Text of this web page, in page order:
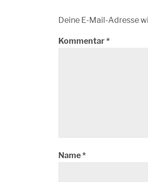
Deine E-Mail-Adresse
Kommentar*
Name*